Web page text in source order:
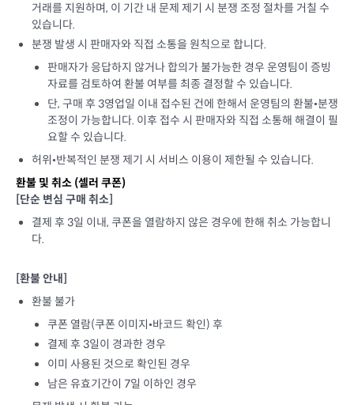
거래를 지원하며, 이 기간 내 문제 제기 시 분쟁 조정 절차를 거칠 수
있습니다.
분쟁 발생 시 판매자와 직접 소통을 원칙으로 합니다.
판매자가 응답하지 않거나 합의가 불가능한 경우 운영팀이 증빙
자료를 검토하여 환불 여부를 최종 결정할 수 있습니다.
단, 구매 후 3영업일 이내 접수된 건에 한해서 운영팀의 환불•분쟁
조정이 가능합니다. 이후 접수 시 판매자와 직접 소통해 해결이 필
요할 수 있습니다.
허위•반복적인 분쟁 제기 시 서비스 이용이 제한될 수 있습니다.
환불 및 취소 (셀러 쿠폰)
[단순 변심 구매 취소]
결제 후 3일 이내, 쿠폰을 열람하지 않은 경우에 한해 취소 가능합니
다.
[환불 안내]
환불 불가
쿠폰 열람(쿠폰 이미지•바코드 확인) 후
결제 후 3일이 경과한 경우
이미 사용된 것으로 확인된 경우
남은 유효기간이 7일 이하인 경우